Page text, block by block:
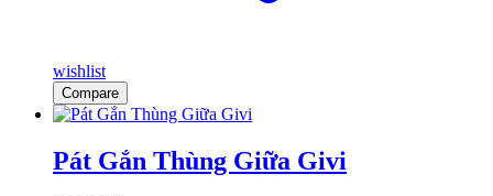
wishlist
Compare
Pát Gắn Thùng Giữa Givi